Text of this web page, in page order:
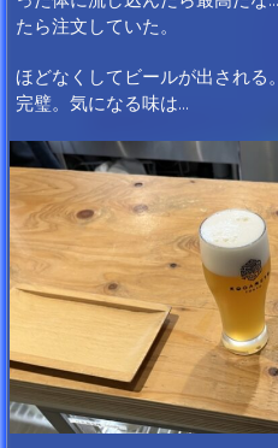
たら注文していた。
ほどなくしてビールが出される
完璧。気になる味は…